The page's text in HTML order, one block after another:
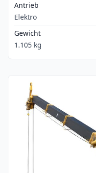
Antrieb
Elektro
Gewicht
1.105 kg